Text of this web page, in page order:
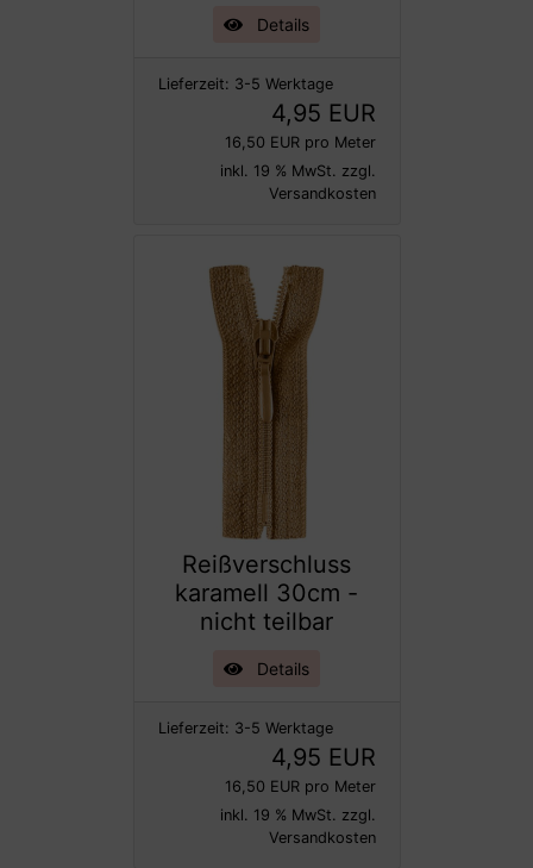
Details
Lieferzeit: 3-5 Werktage
4,95 EUR
16,50 EUR pro Meter
inkl. 19 % MwSt. zzgl.
Versandkosten
Reißverschluss
karamell 30cm -
nicht teilbar
Details
Lieferzeit: 3-5 Werktage
4,95 EUR
16,50 EUR pro Meter
inkl. 19 % MwSt. zzgl.
Versandkosten